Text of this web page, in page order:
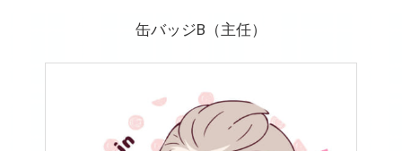
缶バッジB（主任）